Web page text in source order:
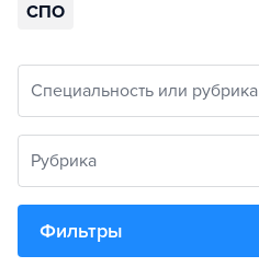
СПО
Специальность или рубрика
Рубрика
Фильтры